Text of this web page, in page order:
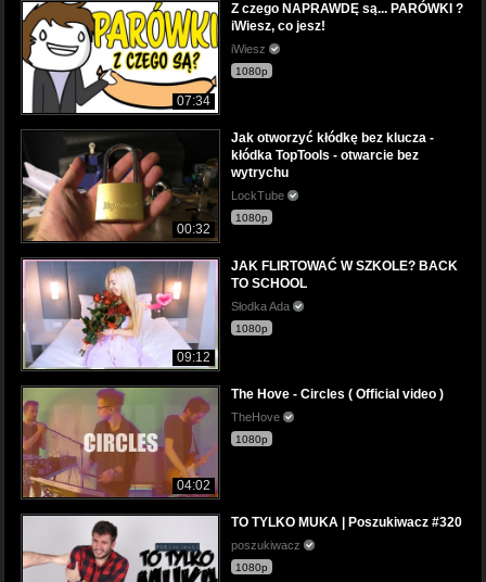
07:34
Z czego NAPRAWDĘ są... PARÓWKI ?
iWiesz, co jesz!
iWiesz
1080p
00:32
Jak otworzyć kłódkę bez klucza -
kłódka TopTools - otwarcie bez
wytrychu
LockTube
1080p
09:12
JAK FLIRTOWAĆ W SZKOLE? BACK
TO SCHOOL
Słodka Ada
1080p
04:02
The Hove - Circles ( Official video )
TheHove
1080p
TO TYLKO MUKA | Poszukiwacz #320
poszukiwacz
1080p